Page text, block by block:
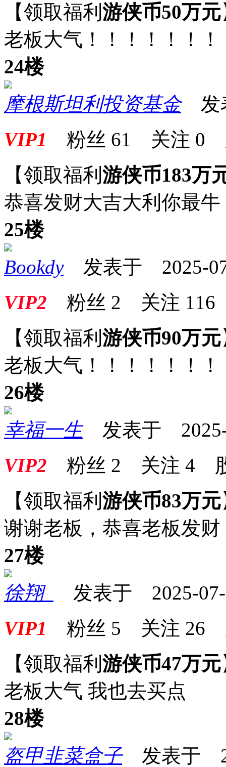
【领取福利 游侠币50万元
老板大气！！！！！！
24楼
摩根斯坦利投资基金发
VIP1 粉丝 61 关注 0
【领取福利 游侠币183万
恭喜发财大吉大利你最牛
25楼
Bookdy发表于 2025-
VIP2 粉丝 2 关注 116
【领取福利 游侠币90万元
老板大气！！！！！！！
26楼
幸福一生发表于 2025-
VIP2 粉丝 2 关注 4
【领取福利 游侠币83万元
谢谢老板，恭喜老板发财
27楼
徐翔_
发表于 2025-07-
VIP1 粉丝 5 关注 26
【领取福利 游侠币47万元
老板大气 我也去买点
28楼
盔甲韭菜盒子发表于